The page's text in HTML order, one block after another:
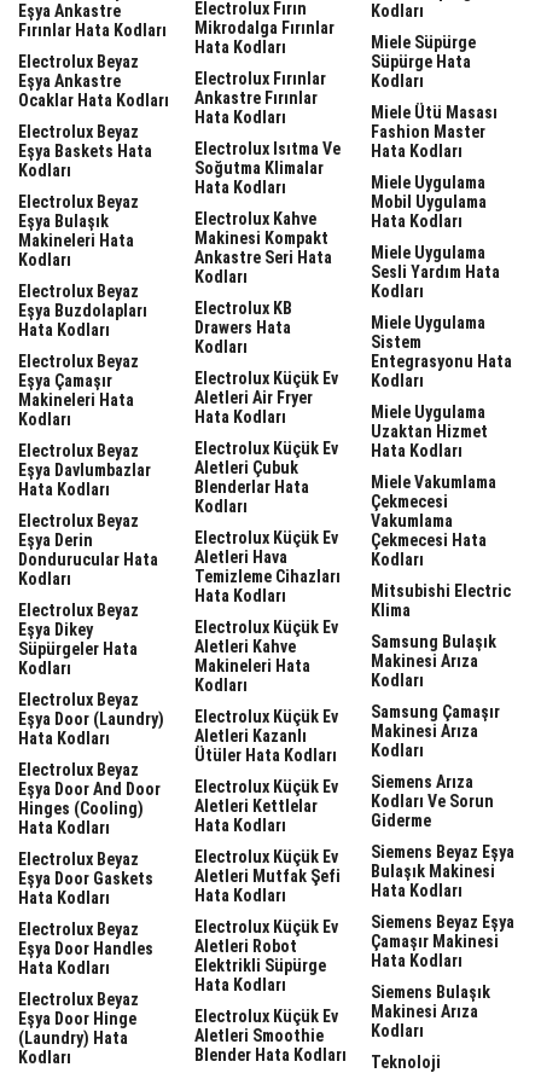
Eşya Ankastre
Fırınlar Hata Kodları
Electrolux Beyaz
Eşya Ankastre
Ocaklar Hata Kodları
Electrolux Beyaz
Eşya Baskets Hata
Kodları
Electrolux Beyaz
Eşya Bulaşık
Makineleri Hata
Kodları
Electrolux Beyaz
Eşya Buzdolapları
Hata Kodları
Electrolux Beyaz
Eşya Çamaşır
Makineleri Hata
Kodları
Electrolux Beyaz
Eşya Davlumbazlar
Hata Kodları
Electrolux Beyaz
Eşya Derin
Dondurucular Hata
Kodları
Electrolux Beyaz
Eşya Dikey
Süpürgeler Hata
Kodları
Electrolux Beyaz
Eşya Door (laundry)
Hata Kodları
Electrolux Beyaz
Eşya Door And Door
Hinges (cooling)
Hata Kodları
Electrolux Beyaz
Eşya Door Gaskets
Hata Kodları
Electrolux Beyaz
Eşya Door Handles
Hata Kodları
Electrolux Beyaz
Eşya Door Hinge
(laundry) Hata
Kodları
Electrolux Fırın
Mikrodalga Fırınlar
Hata Kodları
Electrolux Fırınlar
Ankastre Fırınlar
Hata Kodları
Electrolux Isıtma Ve
Soğutma Klimalar
Hata Kodları
Electrolux Kahve
Makinesi Kompakt
Ankastre Seri Hata
Kodları
Electrolux KB
Drawers Hata
Kodları
Electrolux Küçük Ev
Aletleri Air Fryer
Hata Kodları
Electrolux Küçük Ev
Aletleri Çubuk
Blenderlar Hata
Kodları
Electrolux Küçük Ev
Aletleri Hava
Temizleme Cihazları
Hata Kodları
Electrolux Küçük Ev
Aletleri Kahve
Makineleri Hata
Kodları
Electrolux Küçük Ev
Aletleri Kazanlı
Ütüler Hata Kodları
Electrolux Küçük Ev
Aletleri Kettlelar
Hata Kodları
Electrolux Küçük Ev
Aletleri Mutfak Şefi
Hata Kodları
Electrolux Küçük Ev
Aletleri Robot
Elektrikli Süpürge
Hata Kodları
Electrolux Küçük Ev
Aletleri Smoothie
Blender Hata Kodları
Kodları
Miele Süpürge
Süpürge Hata
Kodları
Miele Ütü Masası
Fashion Master
Hata Kodları
Miele Uygulama
Mobil Uygulama
Hata Kodları
Miele Uygulama
Sesli Yardım Hata
Kodları
Miele Uygulama
Sistem
Entegrasyonu Hata
Kodları
Miele Uygulama
Uzaktan Hizmet
Hata Kodları
Miele Vakumlama
Çekmecesi
Vakumlama
Çekmecesi Hata
Kodları
Mitsubishi Electric
Klima
Samsung Bulaşık
Makinesi Arıza
Kodları
Samsung Çamaşır
Makinesi Arıza
Kodları
Siemens Arıza
Kodları Ve Sorun
Giderme
Siemens Beyaz Eşya
Bulaşık Makinesi
Hata Kodları
Siemens Beyaz Eşya
Çamaşır Makinesi
Hata Kodları
Siemens Bulaşık
Makinesi Arıza
Kodları
Teknoloji